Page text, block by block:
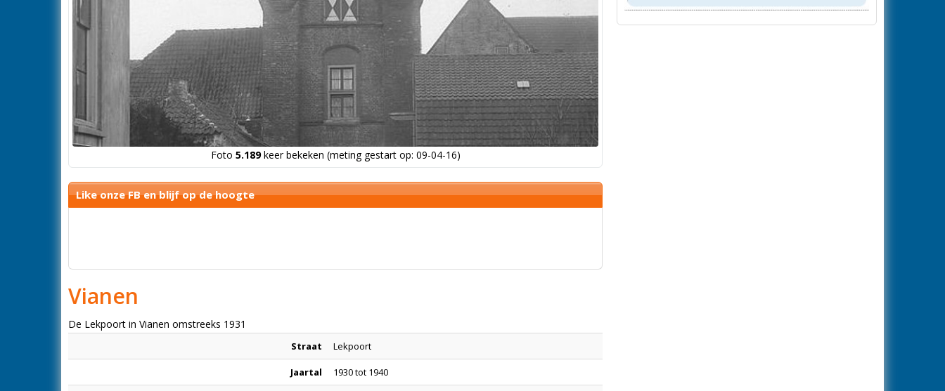
Foto 5.189keer bekeken (meting gestart op: 09-04-16)
Like onze FB en blijf op de hoogte
Vianen
De Lekpoort in Vianen omstreeks 1931
Straat Lekpoort
Jaartal 1930 tot 1940